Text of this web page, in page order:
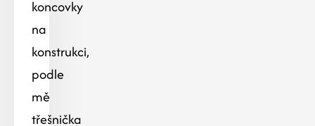
koncovky
na
konstrukci,
podle
mě
třešnička